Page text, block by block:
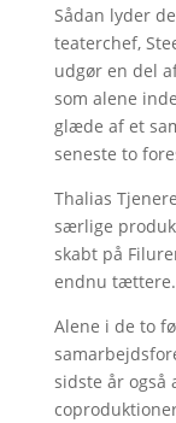
Sådan lyder
teaterchef,
udgør en del
som alene
glæde af et
seneste to
Thalias
særlige
skabt på
endnu tættere.
Alene i de to
sidste år også